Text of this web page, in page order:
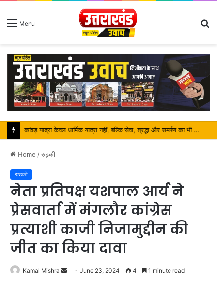
Menu
जनभागीदारी से साकार हो रहा स्वच्छ गंगा का संकल्प, विष्णु घाट पर स्वच्छता अभियान बना कांवड़ यात्रियों के लिए प्रेरणा
Home /रुड़की
रुड़की
नेता प्रतिपक्ष यशपाल आर्य ने
प्रेसवार्ता में मंगलौर कांग्रेस
प्रत्याशी काजी निजामुद्दीन की
जीत का किया दावा
Kamal Mishra
SendJune 23, 2024 4 1 minute read